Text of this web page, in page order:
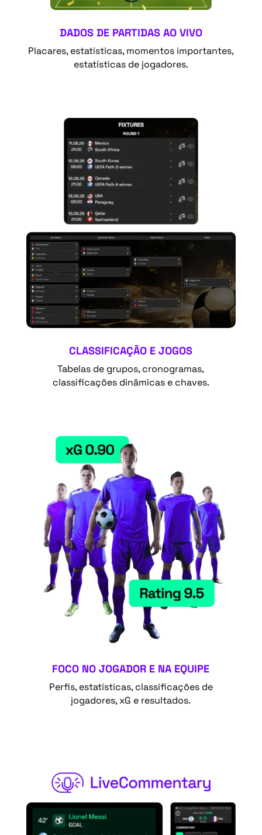
DADOS DE PARTIDAS AO VIVO
Placares, estatísticas, momentos importantes,
estatísticas de jogadores.
CLASSIFICAÇÃO E JOGOS
Tabelas de grupos, cronogramas,
classificações dinâmicas e chaves.
FOCO NO JOGADOR E NA EQUIPE
Perfis, estatísticas, classificações de
jogadores, xG e resultados.